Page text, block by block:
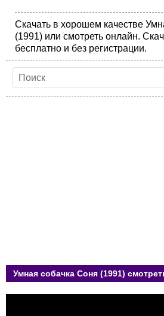
Скачать в хорошем качестве
(1991) или смотреть онлайн.
бесплатно и без регистрации.
Умная собачка Соня (1991)